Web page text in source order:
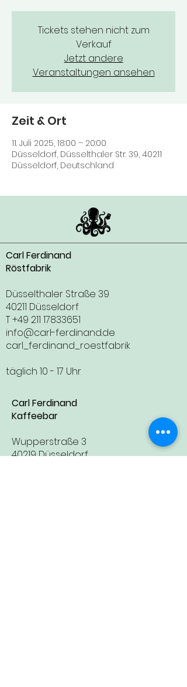
Tickets stehen nicht zum
Verkauf
Jetzt andere
Veranstaltungen ansehen
Zeit & Ort
11. Juli 2025, 18:00 – 20:00
Düsseldorf, Düsselthaler Str. 39, 40211
Düsseldorf, Deutschland
Carl Ferdinand
Röstfabrik
Düsselthaler Straße 39
40211 Düsseldorf
T+49 211 17833651
info@carl-ferdinand.de
carl_ferdinand_roestfabrik
täglich 10 - 17 Uhr
Carl Ferdinand
Kaffeebar
Wupperstraße 3
40219 Düsseldorf